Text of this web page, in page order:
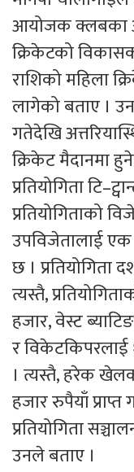
आयोजक क्लबका
क्रिकेटको
राशिको महिला
लागेको बताए ।
गतेदेखि
क्रिकेट मैदानमा
प्रतियोगिता
प्रतियोगिताको
उपविजेतालाई एक
छ । प्रतियोगिता
त्यस्तै,
हजार, वेस्ट
र विकेटकिपरलाई
। त्यस्तै, हरेक
हजार रुपैयाँ प्राप्त
प्रतियोगिता
उनले बताए ।